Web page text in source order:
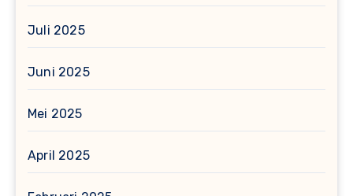
Juli 2025
Juni 2025
Mei 2025
April 2025